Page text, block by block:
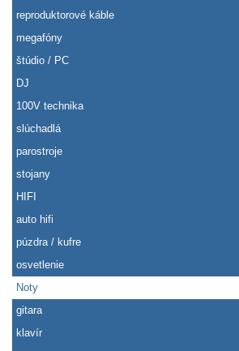
reproduktorové káble
megafóny
štúdio / PC
DJ
100V technika
slúchadlá
parostroje
stojany
HIFI
auto hifi
púzdra / kufre
osvetlenie
Noty
gitara
klavír